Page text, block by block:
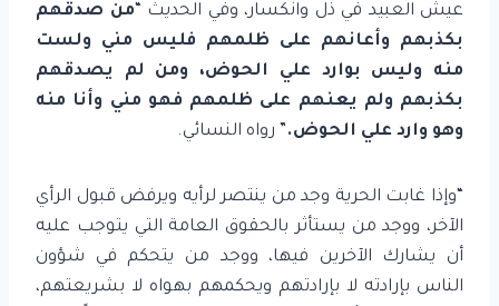
عيش العبيد في ذل وانكسار، وفي الحديث “من صدقهم
بكذبهم وأعانهم على ظلمهم فليس مني ولست
منه وليس بوارد علي الحوض، ومن لم يصدقهم
بكذبهم ولم يعنهم على ظلمهم فهو مني وأنا منه
وهو وارد علي الحوض.” رواه النسائي.
“وإذا غابت الحرية وجد من ينتصر لرأيه ويرفض قبول الرأي
الآخر، ووجد من يستأثر بالحقوق العامة التي يتوجب عليه
أن يشارك الآخرين فيها، ووجد من يتحكم في شؤون
الناس بإرادته لا بإرادتهم ويحكمهم بهواه لا بشريعتهم،